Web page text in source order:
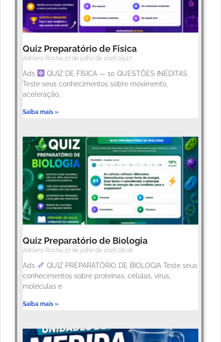
Quiz Preparatório de Física
Adriano Rocha 27 de julho de 2026 09:27
Ads
QUIZ DE FÍSICA — 10 QUESTÕES INÉDITAS
Teste seus conhecimentos sobre movimento,
aceleração,
Saiba mais »
Quiz Preparatório de Biologia
Adriano Rocha 27 de julho de 2026 08:08
Ads
QUIZ PREPARATÓRIO DE BIOLOGIA Teste seus
conhecimentos sobre proteínas, células, vírus,
moléculas e
Saiba mais »